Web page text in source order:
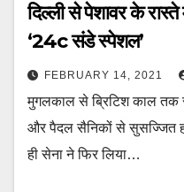
दिल्ली से पेशावर के
‘24c संडे स्पेशल’
FEBRUARY 14, 2021
मुगलकाल से ब्रिटिश काल तक
और पैदल सैनिकों से सुसज्जित
ही सेना ने फिर लिया…